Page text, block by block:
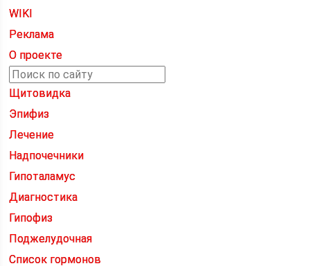
WIKI
Реклама
О проекте
Щитовидка
Эпифиз
Лечение
Надпочечники
Гипоталамус
Диагностика
Гипофиз
Поджелудочная
Список гормонов